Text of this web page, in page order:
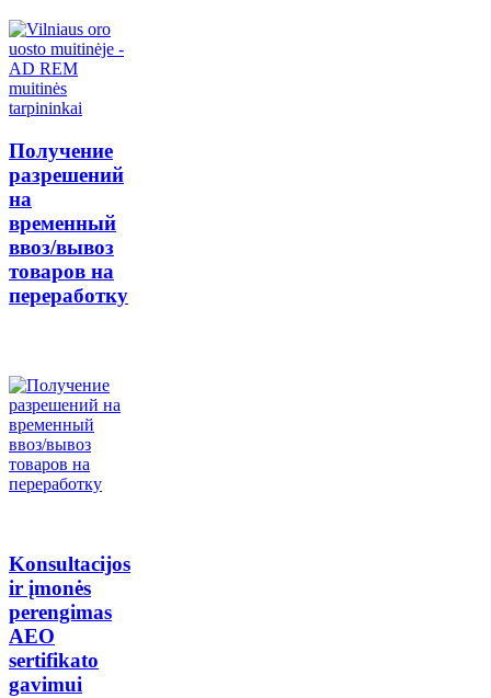
Получение
разрешений
на
временный
ввоз/вывоз
товаров на
переработку
Konsultacijos
ir įmonės
perengimas
AEO
sertifikato
gavimui